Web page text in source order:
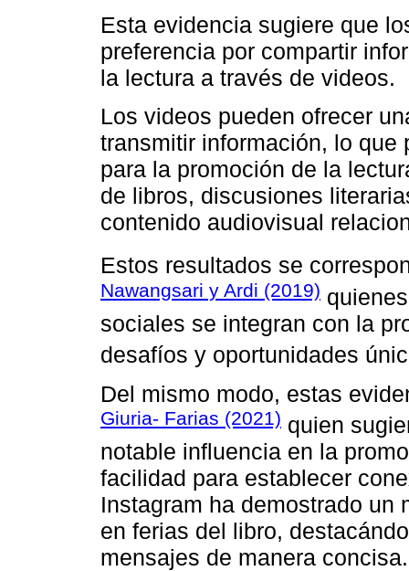
Esta evidencia sugiere que
preferencia por compartir
la lectura a través de videos.
Los videos pueden ofrecer
transmitir información, lo
para la promoción de la
de libros, discusiones
contenido audiovisual
Estos resultados se
Nawangsari y Ardi (2019)
sociales se integran con la
desafíos y oportunidades
Del mismo modo, estas
Giuria- Farias (2021) quien
notable influencia en la
facilidad para establecer
Instagram ha demostrado un
en ferias del libro,
mensajes de manera concisa.